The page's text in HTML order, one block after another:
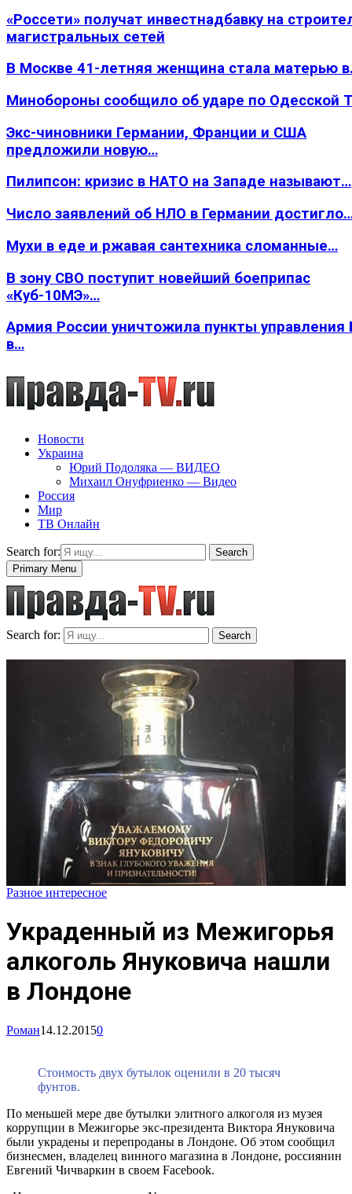
«Россети» получат инвестнадбавку на
магистральных сетей
В Москве 41-летняя женщина стала матерью
Минобороны сообщило об ударе по Одесской
Экс-чиновники Германии, Франции и США
предложили новую…
Пилипсон: кризис в НАТО на Западе называют…
Число заявлений об НЛО в Германии
Мухи в еде и ржавая сантехника сломанные…
В зону СВО поступит новейший боеприпас
«Куб-10МЭ»…
Армия России уничтожила пункты
в…
Новости
Украина
Юрий Подоляка — ВИДЕО
Михаил Онуфриенко — Видео
Россия
Мир
ТВ Онлайн
Search for:
Search
Primary Menu
Search for: Search
Разное интересное
Украденный из Межигорья
алкоголь Януковича нашли
в Лондоне
Роман14.12.20150
Стоимость двух бутылок оценили в 20 тысяч
фунтов.
По меньшей мере две бутылки элитного алкоголя из музея
коррупции в Межигорье экс-президента Виктора Януковича
были украдены и перепроданы в Лондоне. Об этом сообщил
бизнесмен, владелец винного магазина в Лондоне, россиянин
Евгений Чичваркин в своем Facebook.